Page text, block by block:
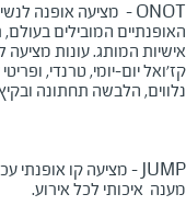
ONOT
האופנתיים המובילים
אישיות המותג. עונות מציעה
קז'ואל יום-יומי, טרנדי,
נלווים, הלבשה תחתונה
JUMP
מענה איכותי לכל אירוע.